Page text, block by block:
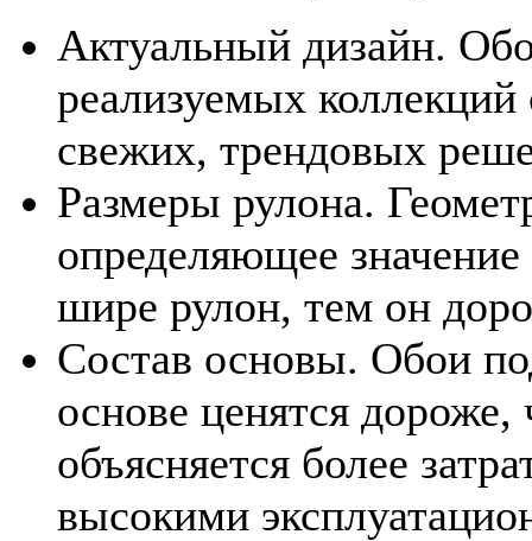
Актуальный дизайн.
реализуемых
свежих, трендовых
Размеры рулона.
определяющее
шире рулон, тем он
Состав основы. Обои
основе ценятся
объясняется более
высокими